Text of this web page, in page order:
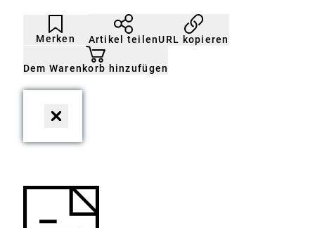
Merken
Artikel
nicht
gemerkt
Durch
Klicken
der
Merkliste
hinzufügen.
Artikel teilenURL kopieren
Dem Warenkorb hinzufügen
Dialog